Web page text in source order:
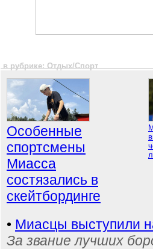
в рубрике: Отдых/Спорт
Особенные
спортсмены
Миасса
состязались в
скейтбординге
• Миасцы выступили
За звание лучших